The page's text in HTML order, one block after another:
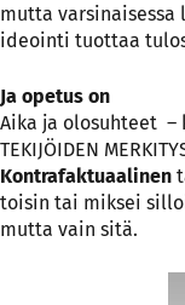
mutta
ideointi tuottaa
Ja opetus on
Aika ja olosuhteet –
TEKIJÖIDEN
Kontrafaktuaalinen
toisin tai miksei
mutta vain sitä.